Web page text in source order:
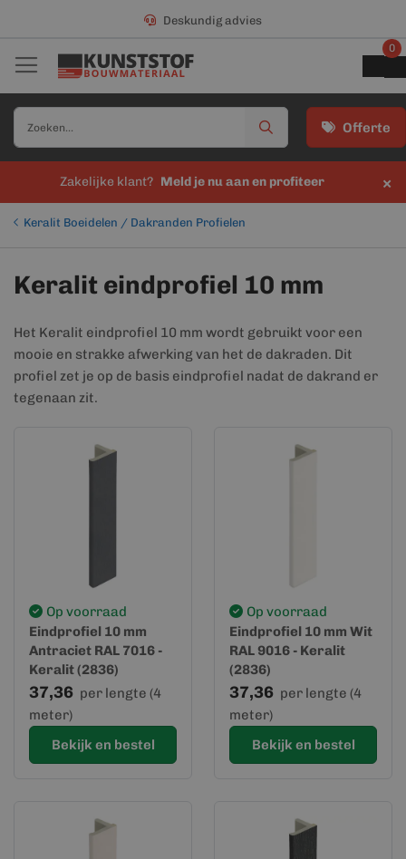
Deskundig advies
Offerte
0
Zakelijke klant? Meld je nu aan en profiteer ×
Keralit Boeidelen / Dakranden Profielen
Keralit eindprofiel 10 mm
Het Keralit eindprofiel 10 mm wordt gebruikt voor een
mooie en strakke afwerking van het de dakraden. Dit
profiel zet je op de basis eindprofiel nadat de dakrand er
tegenaan zit.
Op voorraad
Eindprofiel 10 mm
Antraciet RAL 7016 -
Keralit (2836)
37,36 per lengte (4
meter)
Bekijk en bestel
Op voorraad
Eindprofiel 10 mm Wit
RAL 9016 - Keralit
(2836)
37,36 per lengte (4
meter)
Bekijk en bestel